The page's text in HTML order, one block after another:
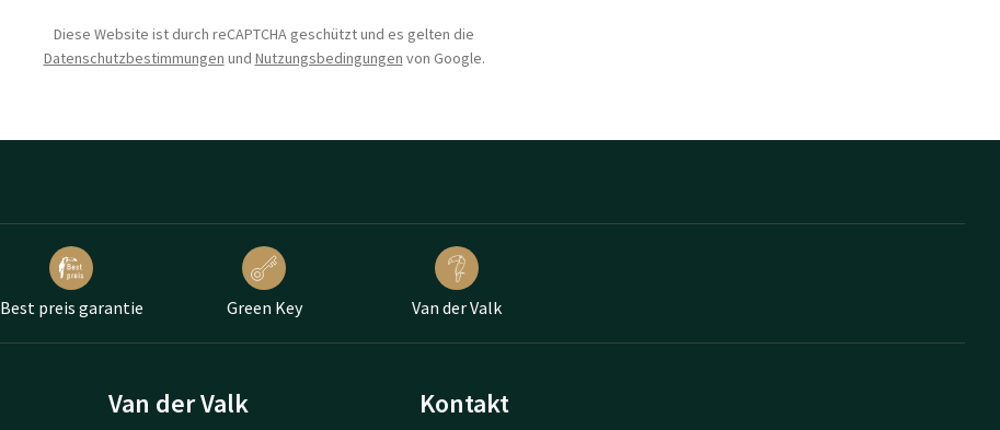
Diese Website ist durch reCAPTCHA geschützt und es gelten die
Datenschutzbestimmungen und Nutzungsbedingungen von Google.
Best preis garantie Green Key Van der Valk
Van der Valk Kontakt